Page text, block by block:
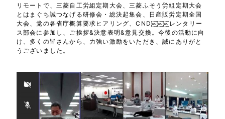
リモートで、三菱自工労組定期大会、三菱ふそう労組定期大会
とはまぐち誠つなげる研修会・総決起集会、日産販労定期全国
大会、党の各省庁概算要求ヒアリング、CND￼￼￼レンタリー
ス部会に参加し、ご挨拶&決意表明&意見交換。今後の活動に向
け、多くの皆さんから、力強い激励をいただき、誠にありがと
うございました。